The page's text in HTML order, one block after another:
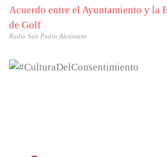
Acuerdo entre el Ayuntamiento y la
de Golf
Radio San Pedro Alcántara